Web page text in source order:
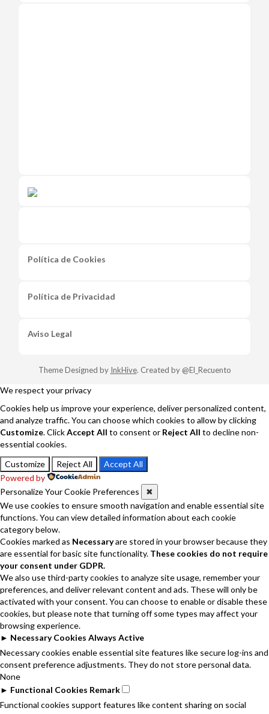
Política de Cookies
Política de Privacidad
Aviso Legal
Theme Designed by InkHive. Created by @El_Recuento
We respect your privacy
Cookies help us improve your experience, deliver personalized content,
and analyze traffic. You can choose which cookies to allow by clicking
Customize. ClickAccept All to consent or Reject All to decline non-
essential cookies.
Customize
Reject All
Accept All
Powered by
Personalize Your Cookie Preferences
✖
We use cookies to ensure smooth navigation and enable essential site
functions. You can view detailed information about each cookie
category below.
Cookies marked as Necessaryare stored in your browser because they
are essential for basic site functionality. These cookies do not require
your consent under GDPR.
We also use third-party cookies to analyze site usage, remember your
preferences, and deliver relevant content and ads. These will only be
activated with your consent. You can choose to enable or disable these
cookies, but please note that turning off some types may affect your
browsing experience.
► Necessary Cookies Always Active
Necessary cookies enable essential site features like secure log-ins and
consent preference adjustments. They do not store personal data.
None
► Functional Cookies Remark
Functional cookies support features like content sharing on social